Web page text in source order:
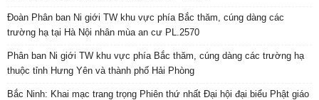
Đoàn Phân ban Ni giới TW khu vực phía Bắc thăm, cúng dàng các
trường hạ tại Hà Nội nhân mùa an cư PL.2570
Phân ban Ni giới TW khu vực phía Bắc thăm, cúng dàng các trường hạ
thuộc tỉnh Hưng Yên và thành phố Hải Phòng
Bắc Ninh: Khai mạc trang trọng Phiên thứ nhất Đại hội đại biểu Phật giáo